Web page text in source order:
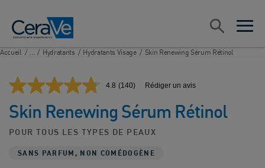
open
open
Rechercher
Accueil / ... / Hydratants / Hydratants Visage / Skin Renewing Sérum Rétinol
4.8 Lire
avis.
Lien
sur
la
même
page.
(140) Rédiger un avis
Skin Renewing Sérum Rétinol
POUR TOUS LES TYPES DE PEAUX
SANS PARFUM, NON COMÉDOGÈNE